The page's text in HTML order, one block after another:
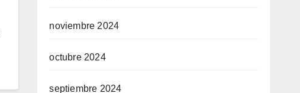
noviembre 2024
octubre 2024
septiembre 2024